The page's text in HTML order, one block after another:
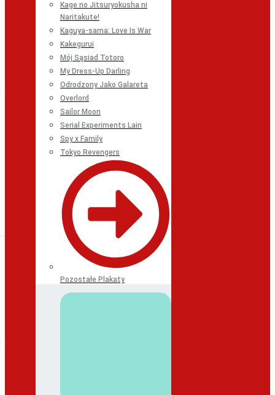
Kage no Jitsuryokusha ni
Naritakute!
Kaguya-sama: Love Is War
Kakegurui
Mój Sąsiad Totoro
My Dress-Up Darling
Odrodzony Jako Galareta
Overlord
Sailor Moon
Serial Experiments Lain
Spy x Family
Tokyo Revengers
Pozostałe Plakaty